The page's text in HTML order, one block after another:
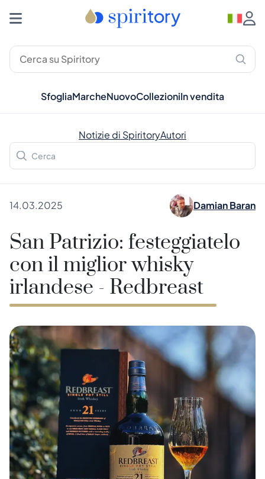
SfogliaMarcheNuovoCollezioniIn vendita
Notizie di SpiritoryAutori
14.03.2025 Damian Baran
San Patrizio: festeggiatelo
con il miglior whisky
irlandese - Redbreast